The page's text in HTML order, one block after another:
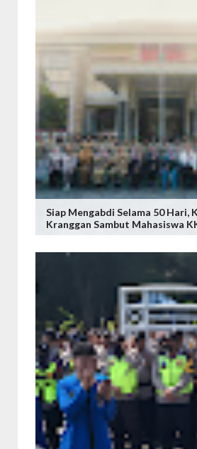
Siap Mengabdi Selama 50 Hari,
Kranggan Sambut Mahasiswa